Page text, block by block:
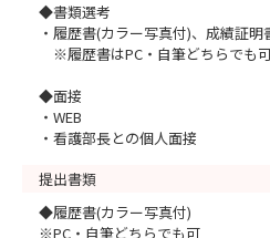
◆書類選考
・履歴書(カラー写真付)、成績証
※履歴書はPC・自筆どちらでも
◆面接
・WEB
・看護部長との個人面接
提出書類
◆履歴書(カラー写真付)
※PC・自筆どちらでも可